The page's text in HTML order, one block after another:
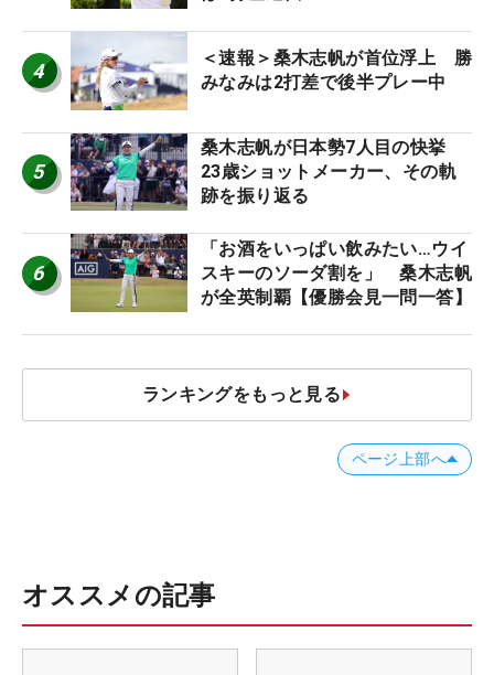
4
＜速報＞桑木志帆が首位浮上 勝
みなみは2打差で後半プレー中
5
桑木志帆が日本勢7人目の快挙
23歳ショットメーカー、その軌
跡を振り返る
6
「お酒をいっぱい飲みたい…ウイ
スキーのソーダ割を」 桑木志帆
が全英制覇【優勝会見一問一答】
ランキングをもっと見る
ページ上部へ
オススメの記事